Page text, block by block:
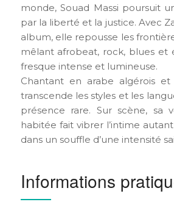
monde, Souad Massi poursuit
par la liberté et la justice. Avec
album, elle repousse les
mêlant afrobeat, rock, blues et
fresque intense et lumineuse.
Chantant en arabe algérois et
transcende les styles et les
présence rare. Sur scène, sa
habitée fait vibrer l’intime
dans un souffle d’une intensité
Informations